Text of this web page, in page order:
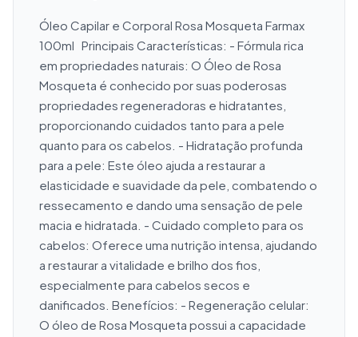
Óleo Capilar e Corporal Rosa Mosqueta Farmax
100ml   Principais Características: - Fórmula rica
em propriedades naturais: O Óleo de Rosa
Mosqueta é conhecido por suas poderosas
propriedades regeneradoras e hidratantes,
proporcionando cuidados tanto para a pele
quanto para os cabelos. - Hidratação profunda
para a pele: Este óleo ajuda a restaurar a
elasticidade e suavidade da pele, combatendo o
ressecamento e dando uma sensação de pele
macia e hidratada. - Cuidado completo para os
cabelos: Oferece uma nutrição intensa, ajudando
a restaurar a vitalidade e brilho dos fios,
especialmente para cabelos secos e
danificados. Benefícios: - Regeneração celular:
O óleo de Rosa Mosqueta possui a capacidade